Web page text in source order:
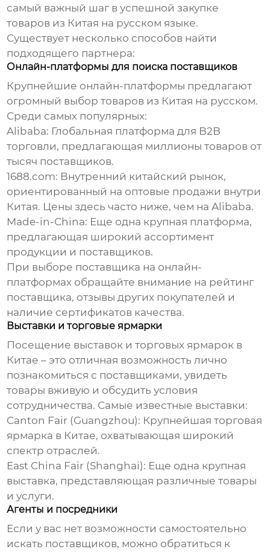
самый важный шаг в успешной закупке
товаров из Китая на русском языке.
Существует несколько способов найти
подходящего партнера:
Онлайн-платформы для поиска поставщиков
Крупнейшие онлайн-платформы предлагают
огромный выбортоваров из Китая на русском.
Среди самых популярных:
Alibaba: Глобальная платформа для B2B
торговли, предлагающая миллионы товаров от
тысяч поставщиков.
1688.com: Внутренний китайский рынок,
ориентированный на оптовые продажи внутри
Китая. Цены здесь часто ниже, чем на Alibaba.
Made-in-China: Еще одна крупная платформа,
предлагающая широкий ассортимент
продукции и поставщиков.
При выборе поставщика на онлайн-
платформах обращайте внимание на рейтинг
поставщика, отзывы других покупателей и
наличие сертификатов качества.
Выставки и торговые ярмарки
Посещение выставок и торговых ярмарок в
Китае – это отличная возможность лично
познакомиться с поставщиками, увидеть
товары вживую и обсудить условия
сотрудничества. Самые известные выставки:
Canton Fair (Guangzhou): Крупнейшая торговая
ярмарка в Китае, охватывающая широкий
спектр отраслей.
East China Fair (Shanghai): Еще одна крупная
выставка, представляющая различные товары
и услуги.
Агенты и посредники
Если у вас нет возможности самостоятельно
искать поставщиков, можно обратиться к